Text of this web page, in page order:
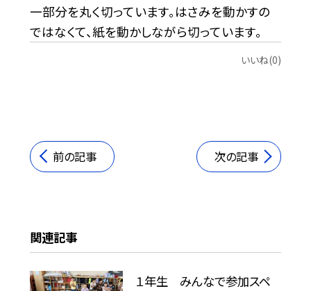
一部分を丸く切っています。はさみを動かすの
ではなくて、紙を動かしながら切っています。
いいね(0)
前の記事 次の記事
関連記事
１年生 みんなで参加スペ